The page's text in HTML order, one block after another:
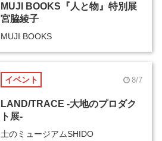
MUJI BOOKS『人と物』特別展
宮脇綾子
MUJI BOOKS
イベント 8/7
LAND/TRACE -大地のプロダク
ト展-
土のミュージアムSHIDO